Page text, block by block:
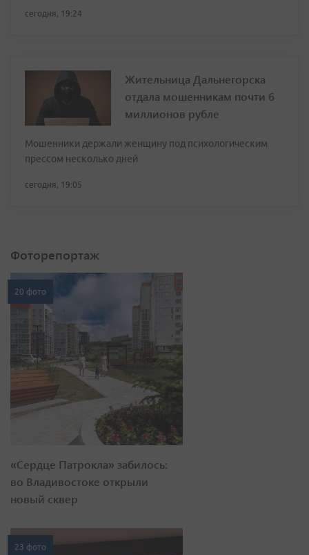
сегодня, 19:24
Жительница Дальнегорска
отдала мошенникам почти 6
миллионов рубле
Мошенники держали женщину под психологическим
прессом несколько дней
сегодня, 19:05
Фоторепортаж
20 фото
«Сердце Патрокла» забилось:
во Владивостоке открыли
новый сквер
23 фото